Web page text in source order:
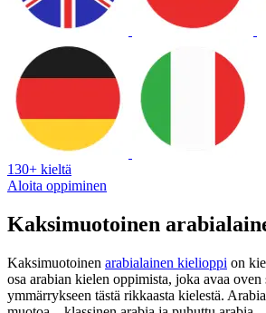
130+ kieltä
Aloita oppiminen
Kaksimuotoinen
Kaksimuotoinen arabialainen kielioppi on
osa arabian kielen oppimista, joka avaa oven
ymmärrykseen tästä rikkaasta kielestä.